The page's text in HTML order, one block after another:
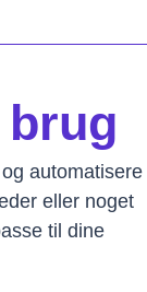
automatisere
eller noget
til dine